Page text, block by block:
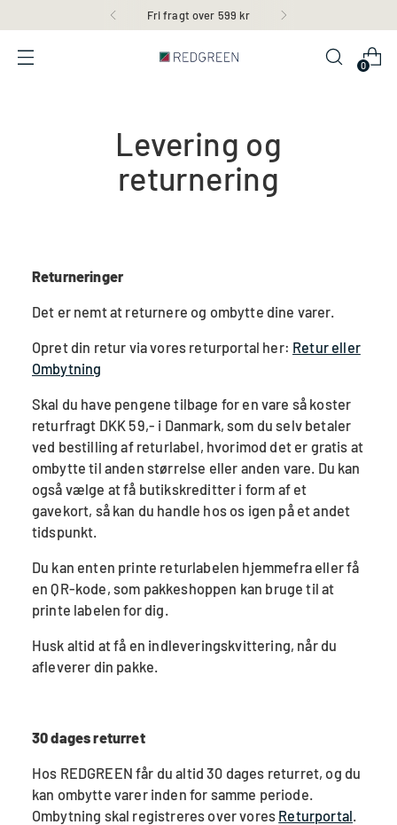
Fri fragt over 599 kr
0
Levering og
returnering
Returneringer
Det er nemt at returnere og ombytte dine varer.
Opret din retur via vores returportal her: Retur eller
Ombytning
Skal du have pengene tilbage for en vare så koster
returfragt DKK 59,- i Danmark, som du selv betaler
ved bestilling af returlabel, hvorimod det er gratis at
ombytte til anden størrelse eller anden vare. Du kan
også vælge at få butikskreditter i form af et
gavekort, så kan du handle hos os igen på et andet
tidspunkt.
Du kan enten printe returlabelen hjemmefra eller få
en QR-kode, som pakkeshoppen kan bruge til at
printe labelen for dig.
Husk altid at få en indleveringskvittering, når du
afleverer din pakke.
30 dages returret
Hos REDGREEN får du altid 30 dages returret, og du
kan ombytte varer inden for samme periode.
Ombytning skal registreres over vores Returportal.